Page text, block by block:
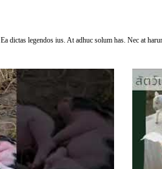
dictas legendos ius. At adhuc solum has. Nec at